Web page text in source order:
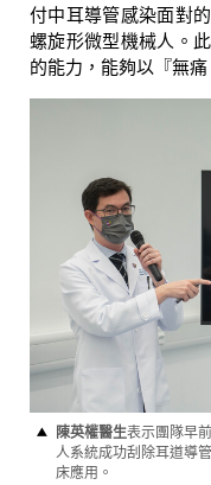
付中耳導管感染面對
螺旋形微型機械人。
的能力，能夠以『無痛
陳英權醫生表示團隊早
人系統成功刮除耳道導
床應用。